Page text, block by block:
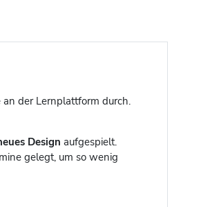
der Lernplattform durch.
Design aufgespielt.
gelegt, um so wenig